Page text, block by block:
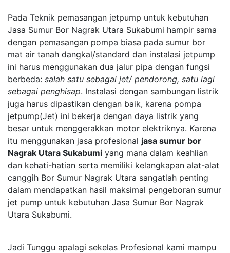
Pada Teknik pemasangan jetpump untuk kebutuhan
Jasa Sumur Bor Nagrak Utara Sukabumi hampir sama
dengan pemasangan pompa biasa pada sumur bor
mat air tanah dangkal/standard dan instalasi jetpump
ini harus menggunakan dua jalur pipa dengan fungsi
berbeda: salah satu sebagai jet/ pendorong, satu lagi
sebagai penghisap. Instalasi dengan sambungan listrik
juga harus dipastikan dengan baik, karena pompa
jetpump(Jet) ini bekerja dengan daya listrik yang
besar untuk menggerakkan motor elektriknya. Karena
itu menggunakan jasa profesional jasa sumur bor
Nagrak Utara Sukabumi yang mana dalam keahlian
dan kehati-hatian serta memiliki kelangkapan alat-alat
canggih Bor Sumur Nagrak Utara sangatlah penting
dalam mendapatkan hasil maksimal pengeboran sumur
jet pump untuk kebutuhan Jasa Sumur Bor Nagrak
Utara Sukabumi.
Jadi Tunggu apalagi sekelas Profesional kami mampu